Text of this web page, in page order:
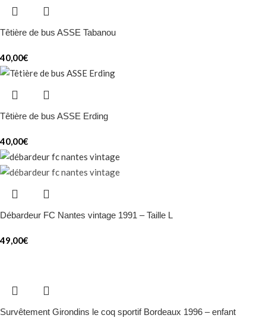
Têtière de bus ASSE Tabanou
40,00€
Têtière de bus ASSE Erding
40,00€
Débardeur FC Nantes vintage 1991 – Taille L
49,00€
Survêtement Girondins le coq sportif Bordeaux 1996 – enfant